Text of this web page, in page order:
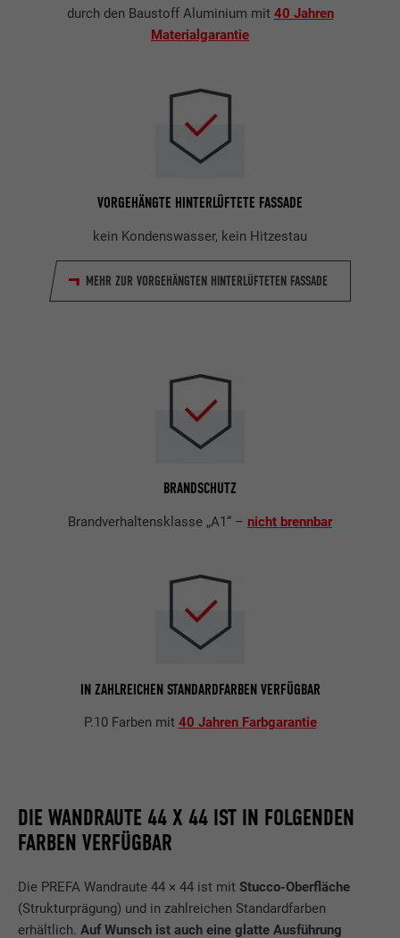
durch den Baustoff Aluminium mit 40 Jahren
Materialgarantie
VORGEHÄNGTE HINTERLÜFTETE FASSADE
kein Kondenswasser, kein Hitzestau
MEHR ZUR VORGEHÄNGTEN HINTERLÜFTETEN FASSADE
BRANDSCHUTZ
Brandverhaltensklasse „A1“ – nicht brennbar
IN ZAHLREICHEN STANDARDFARBEN VERFÜGBAR
P.10 Farben mit 40 Jahren Farbgarantie
DIE WANDRAUTE 44 X 44 IST IN FOLGENDEN
FARBEN VERFÜGBAR
Die PREFA Wandraute 44 × 44 ist mitStucco-Oberfläche
(Strukturprägung) und in zahlreichen Standardfarben
erhältlich.Auf Wunsch ist auch eine glatte Ausführung